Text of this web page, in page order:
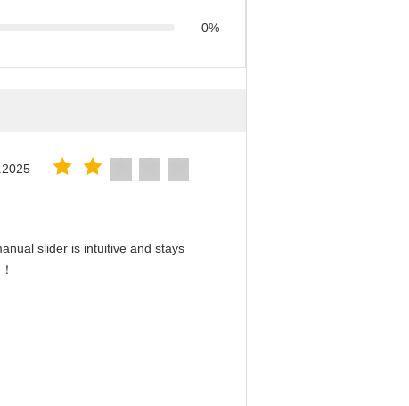
0%
slider is intuitive and stays